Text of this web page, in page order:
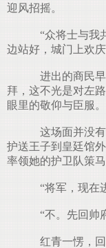
迎风招摇。
“众将士与我
边站好，城门上欢
进出的商民早
拜，这不光是对左
眼里的敬仰与臣服。
这场面并没有
护送王子到皇廷馆
率领她的护卫队策马
“将军，现在
“不。先回帅
红青一愣，回